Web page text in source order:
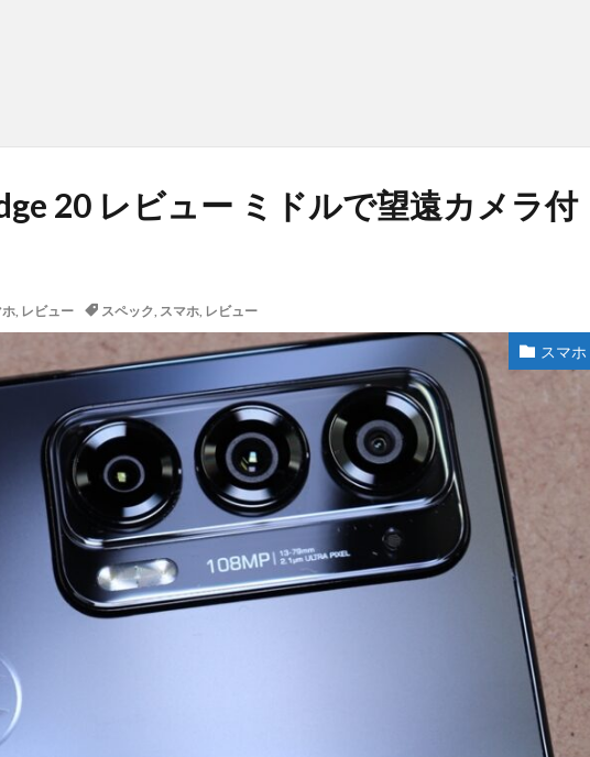
20 レビュー ミドルで望遠カメラ付
ホ, レビュー スペック, スマホ, レビュー
スマホ